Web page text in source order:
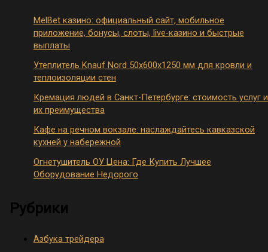
MelBet казино: официальный сайт, мобильное
приложение, бонусы, слоты, live-казино и быстрые
выплаты
Утеплитель Knauf Nord 50х600х1250 мм для кровли и
теплоизоляции стен
Кремация людей в Санкт-Петербурге: стоимость услуг и
их преимущества
Кафе на речном вокзале: наслаждайтесь кавказской
кухней у набережной
Огнетушитель ОУ Цена: Где Купить Лучшее
Оборудование Недорого
Рубрики
Азбука трейдера